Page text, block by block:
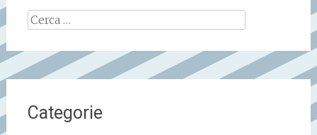
Ricerca
Categorie